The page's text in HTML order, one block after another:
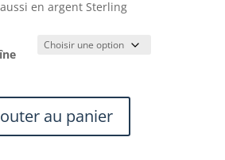
en argent Sterling
au panier